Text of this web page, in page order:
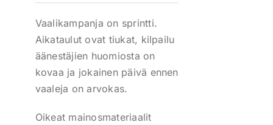
Vaalikampanja on sprintti.
Aikataulut ovat tiukat, kilpailu
äänestäjien huomiosta on
kovaa ja jokainen päivä ennen
vaaleja on arvokas.
Oikeat mainosmateriaalit